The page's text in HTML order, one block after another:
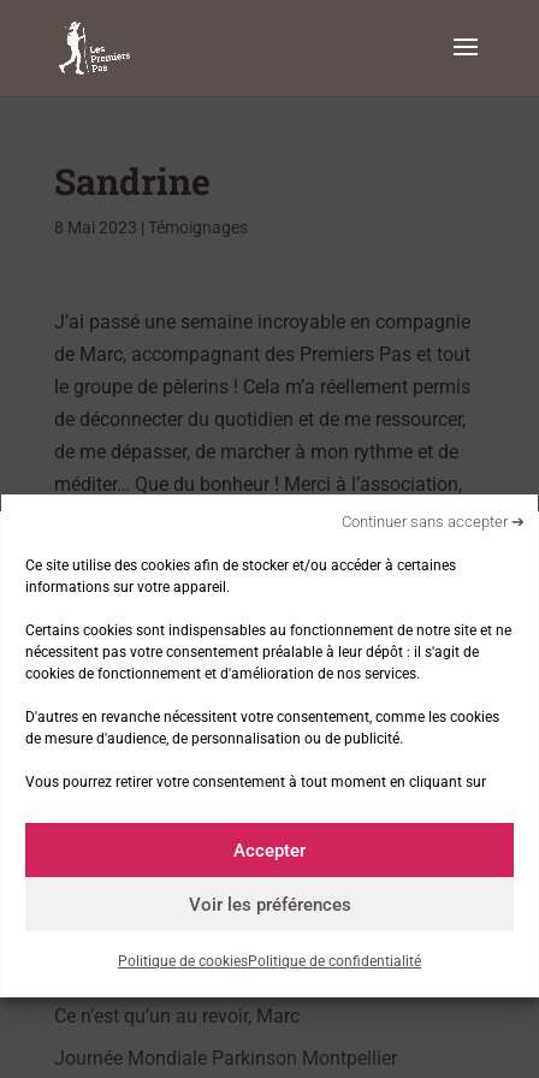
Ce site utilise des cookies afin de stocker et/ou accéder à certaines
informations sur votre appareil.
Certains cookies sont indispensables au fonctionnement de notre site et ne
nécessitent pas votre consentement préalable à leur dépôt : il s'agit de
cookies de fonctionnement et d'amélioration de nos services.
D'autres en revanche nécessitent votre consentement, comme les cookies
de mesure d'audience, de personnalisation ou de publicité.
Vous pourrez retirer votre consentement à tout moment en cliquant sur
Accepter
Continuer sans accepter ➔
Voir les préférences
Politique de cookiesPolitique de confidentialité
Sandrine
8 Mai 2023 | Témoignages
J’ai passé une semaine incroyable en compagnie
de Marc, accompagnant des Premiers Pas et tout
le groupe de pèlerins ! Cela m’a réellement permis
de déconnecter du quotidien et de me ressourcer,
de me dépasser, de marcher à mon rythme et de
méditer… Que du bonheur ! Merci à l’association,
Nos thématiques
La marche et la nature
La presse parle de nous !
Les news de l’asso
Les Premiers Pas à la télé
Le chemin de Compostelle
Ce n’est qu’un au revoir, Marc
Journée Mondiale Parkinson Montpellier